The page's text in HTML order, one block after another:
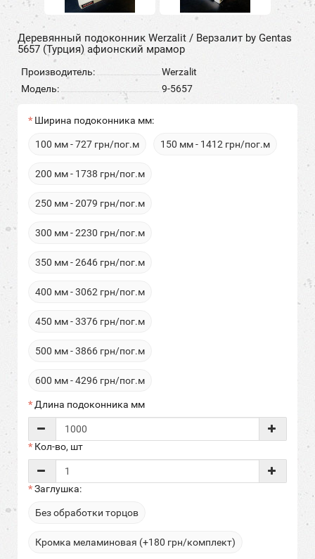
Деревянный подоконник Werzalit / Верзалит by Gentas
5657 (Турция) афионский мрамор
Производитель:
Werzalit
Модель:
9-5657
Ширина подоконника мм:
100 мм - 727 грн/пог.м 150 мм - 1412 грн/пог.м
200 мм - 1738 грн/пог.м
250 мм - 2079 грн/пог.м
300 мм - 2230 грн/пог.м
350 мм - 2646 грн/пог.м
400 мм - 3062 грн/пог.м
450 мм - 3376 грн/пог.м
500 мм - 3866 грн/пог.м
600 мм - 4296 грн/пог.м
Длина подоконника мм
Кол-во, шт
Заглушка:
Без обработки торцов
Кромка меламиновая (+180 грн/комплект)